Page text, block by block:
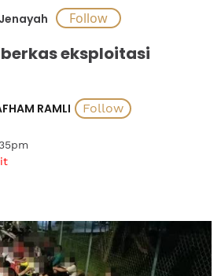
Jenayah
eksploitasi
RAMLI